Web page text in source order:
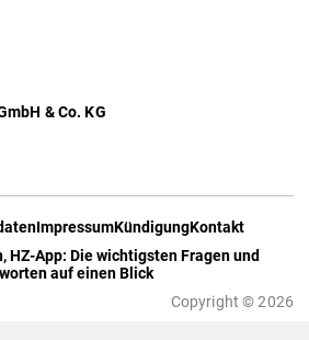
& Co. KG
ImpressumKündigungKontakt
HZ-App: Die wichtigsten Fragen und
auf einen Blick
Copyright © 2026